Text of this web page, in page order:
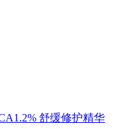
舒缓修护精华